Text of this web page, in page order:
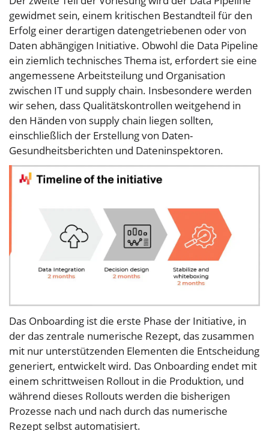
gewidmet sein, einem kritischen Bestandteil für den
Erfolg einer derartigen datengetriebenen oder von
Daten abhängigen Initiative. Obwohl die Data Pipeline
ein ziemlich technisches Thema ist, erfordert sie eine
angemessene Arbeitsteilung und Organisation
zwischen IT und supply chain. Insbesondere werden
wir sehen, dass Qualitätskontrollen weitgehend in
den Händen von supply chain liegen sollten,
einschließlich der Erstellung von Daten-
Gesundheitsberichten und Dateninspektoren.
Das Onboarding ist die erste Phase der Initiative, in
der das zentrale numerische Rezept, das zusammen
mit nur unterstützenden Elementen die Entscheidung
generiert, entwickelt wird. Das Onboarding endet mit
einem schrittweisen Rollout in die Produktion, und
während dieses Rollouts werden die bisherigen
Prozesse nach und nach durch das numerische
Rezept selbst automatisiert.